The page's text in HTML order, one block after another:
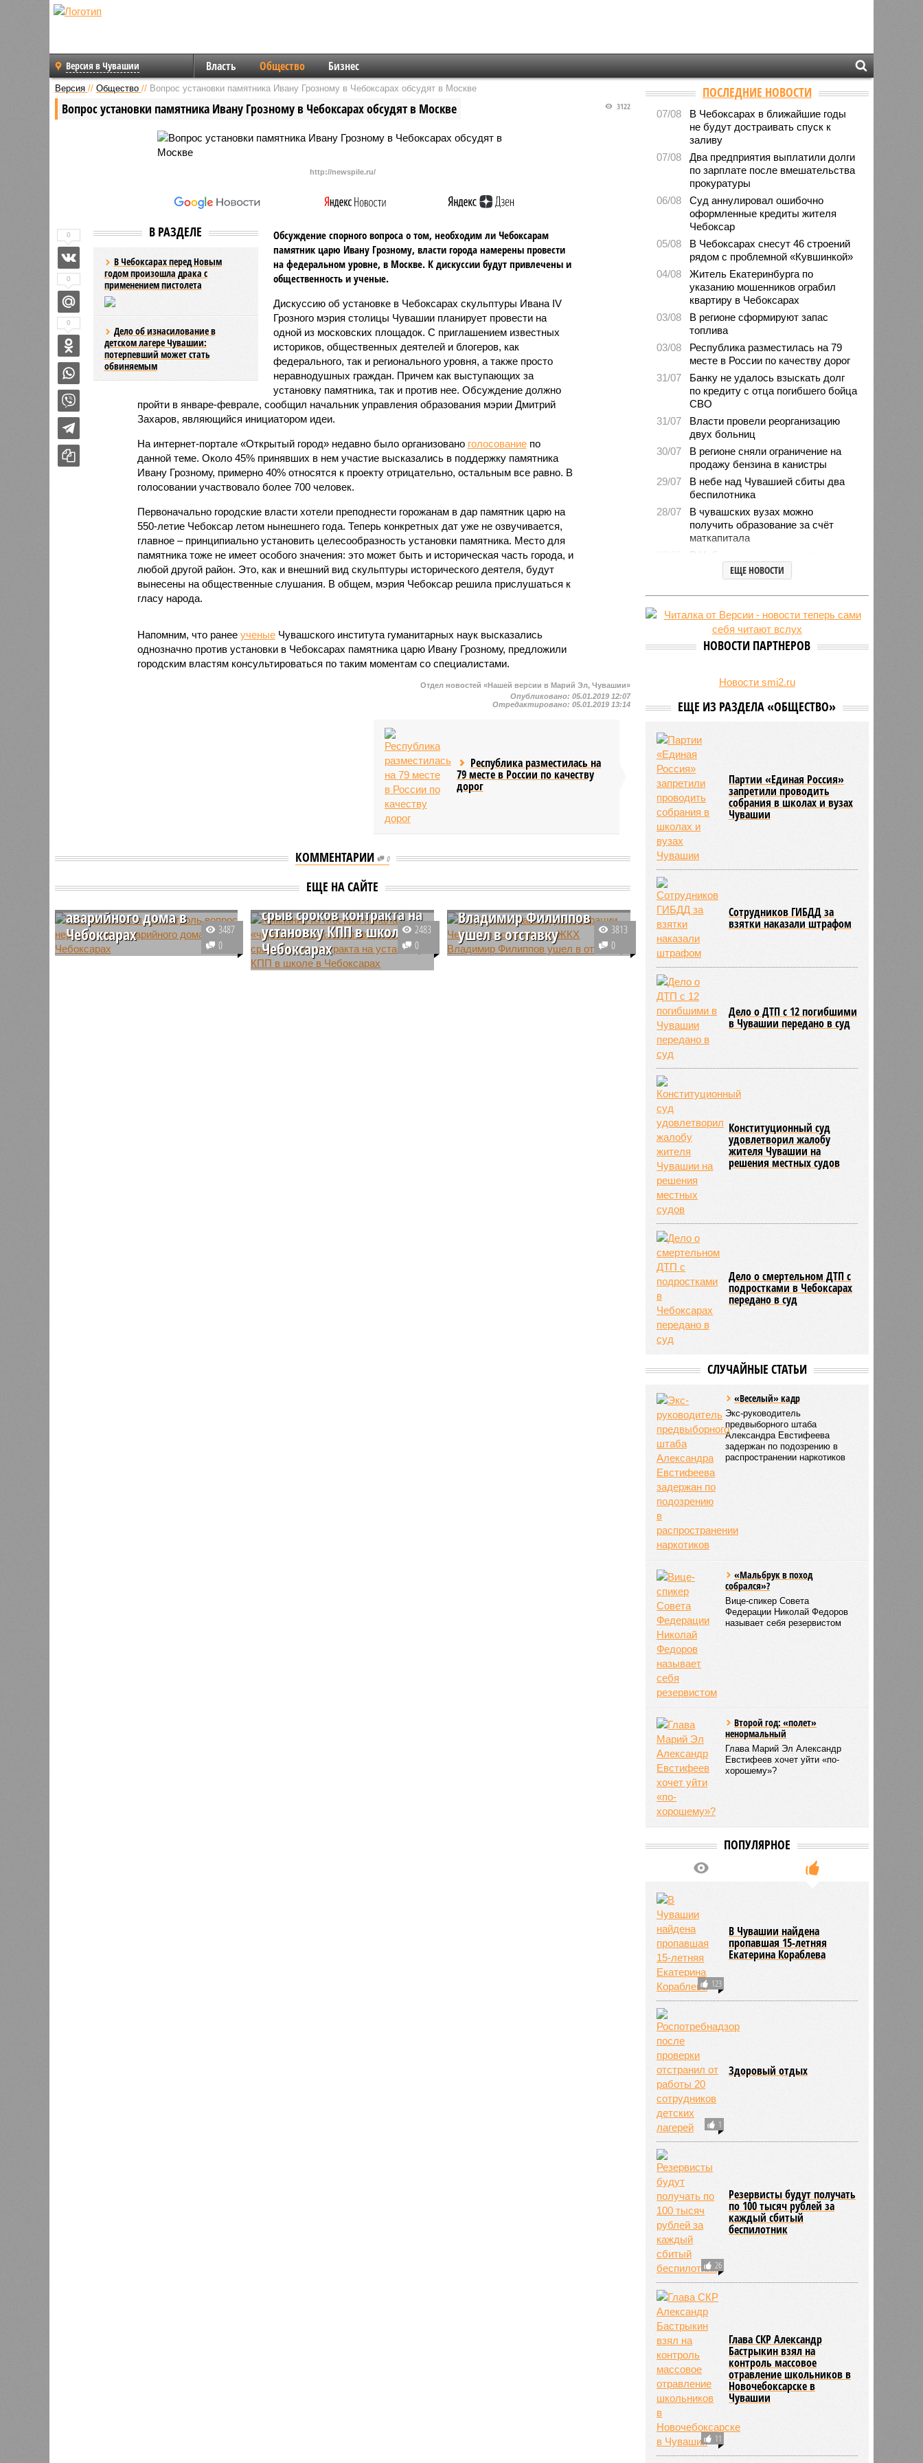
Версия в Чувашии Власть Общество Бизнес
Версия // Общество // Вопрос установки памятника Ивану Грозному в Чебоксарах обсудят в Москве
Вопрос установки памятника Ивану Грозному в Чебоксарах обсудят в Москве 3122
http://newspile.ru/
В РАЗДЕЛЕ
В Чебоксарах перед Новым
годом произошла драка с
применением пистолета
Дело об изнасилование в
детском лагере Чувашии:
потерпевший может стать
обвиняемым
Обсуждение спорного вопроса о том, необходим ли Чебоксарам
памятник царю Ивану Грозному, власти города намерены провести
на федеральном уровне, в Москве. К дискуссии будут привлечены и
общественность и ученые.
Дискуссию об установке в Чебоксарах скульптуры Ивана IV
Грозного мэрия столицы Чувашии планирует провести на
одной из московских площадок. С приглашением известных
историков, общественных деятелей и блогеров, как
федерального, так и регионального уровня, а также просто
неравнодушных граждан. Причем как выступающих за
установку памятника, так и против нее. Обсуждение должно
пройти в январе-феврале, сообщил начальник управления образования мэрии Дмитрий
Захаров, являющийся инициатором идеи.
На интернет-портале «Открытый город» недавно было организовано голосованиепо
данной теме. Около 45% принявших в нем участие высказались в поддержку памятника
Ивану Грозному, примерно 40% относятся к проекту отрицательно, остальным все равно. В
голосовании участвовало более 700 человек.
Первоначально городские власти хотели преподнести горожанам в дар памятник царю на
550-летие Чебоксар летом нынешнего года. Теперь конкретных дат уже не озвучивается,
главное – принципиально установить целесообразность установки памятника. Место для
памятника тоже не имеет особого значения: это может быть и историческая часть города, и
любой другой район. Это, как и внешний вид скульптуры исторического деятеля, будут
вынесены на общественные слушания. В общем, мэрия Чебоксар решила прислушаться к
гласу народа.
Напомним, что ранее ученыеЧувашского института гуманитарных наук высказались
однозначно против установки в Чебоксарах памятника царю Ивану Грозному, предложили
городским властям консультироваться по таким моментам со специалистами.
0
0
0
Отдел новостей «Нашей версии в Марий Эл, Чувашии»
Опубликовано:05.01.2019 12:07
Отредактировано:05.01.2019 13:14
Республика разместилась на
79 месте в России по качеству
дорог
КОММЕНТАРИИ 0
ЕЩЕ НА САЙТЕ
Бастрыкин взял на
контроль вопрос
аварийного дома в
Чебоксарах
Председатель Следственного
3487
0
Компания из Москвы
попала в «черный
список» поставщиков за
срыв сроков контракта на
установку КПП в школе в
Чебоксарах
Компания «Игоник» из Москвы
2483
0
В Чувашии главы
администрации Чебоксар
Владимир Филиппов
ушел в отставку
В Чувашии ушел в отставку
3813
0
ПОСЛЕДНИЕ НОВОСТИ
07/08
В Чебоксарах в ближайшие годы
не будут достраивать спуск к
заливу
07/08
Два предприятия выплатили долги
по зарплате после вмешательства
прокуратуры
06/08
Суд аннулировал ошибочно
оформленные кредиты жителя
Чебоксар
05/08
В Чебоксарах снесут 46 строений
рядом с проблемной «Кувшинкой»
04/08
Житель Екатеринбурга по
указанию мошенников ограбил
квартиру в Чебоксарах
03/08
В регионе сформируют запас
топлива
03/08
Республика разместилась на 79
месте в России по качеству дорог
31/07
Банку не удалось взыскать долг
по кредиту с отца погибшего бойца
СВО
31/07
Власти провели реорганизацию
двух больниц
30/07
В регионе сняли ограничение на
продажу бензина в канистры
29/07
В небе над Чувашией сбиты два
беспилотника
28/07
В чувашских вузах можно
получить образование за счёт
маткапитала
В Чебоксарах началась проверка
готовности школ и детсадов к
новому учебному году
27/07
Чувашские врачи выходили
младенца массой 745 граммов
Чувашские аграрии начали уборку
урожая
ЕЩЕ НОВОСТИ
НОВОСТИ ПАРТНЕРОВ
Новости smi2.ru
ЕЩЕ ИЗ РАЗДЕЛА «ОБЩЕСТВО»
Партии «Единая Россия»
запретили проводить
собрания в школах и вузах
Чувашии
Сотрудников ГИБДД за
взятки наказали штрафом
Дело о ДТП с 12 погибшими
в Чувашии передано в суд
Конституционный суд
удовлетворил жалобу
жителя Чувашии на
решения местных судов
Дело о смертельном ДТП c
подростками в Чебоксарах
передано в суд
СЛУЧАЙНЫЕ СТАТЬИ
«Веселый» кадр
Экс-руководитель
предвыборного штаба
Александра Евстифеева
задержан по подозрению в
распространении наркотиков
«Мальбрук в поход
собрался»?
Вице-спикер Совета
Федерации Николай Федоров
называет себя резервистом
Второй год: «полет»
ненормальный
Глава Марий Эл Александр
Евстифеев хочет уйти «по-
хорошему»?
ПОПУЛЯРНОЕ
123
В Чувашии найдена
пропавшая 15-летняя
Екатерина Кораблева
1
Здоровый отдых
26
Резервисты будут получать
по 100 тысяч рублей за
каждый сбитый
беспилотник
11
Глава СКР Александр
Бастрыкин взял на
контроль массовое
отравление школьников в
Новочебоксарске в
Чувашии